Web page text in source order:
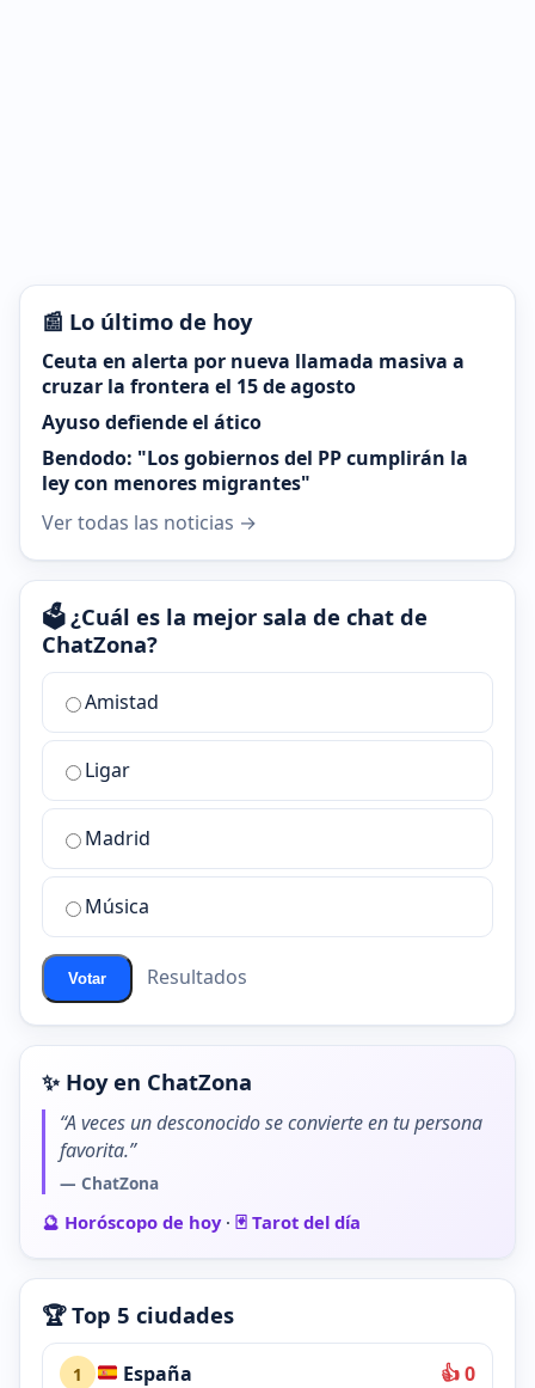
📰 Lo último de hoy
Ceuta en alerta por nueva llamada masiva a
cruzar la frontera el 15 de agosto
Ayuso defiende el ático
Bendodo: "Los gobiernos del PP cumplirán la
ley con menores migrantes"
Ver todas las noticias →
🗳️ ¿Cuál es la mejor sala de chat de
ChatZona?
¿Cuál
la
mejor
sala
chat
ChatZona?
Amistad
Ligar
Madrid
Música
Votar Resultados
✨ Hoy en ChatZona
“A veces un desconocido se convierte en tu persona
favorita.”
— ChatZona
🔮 Horóscopo de hoy· 🃏 Tarot del día
🏆 Top 5 ciudades
1 España 👍 0